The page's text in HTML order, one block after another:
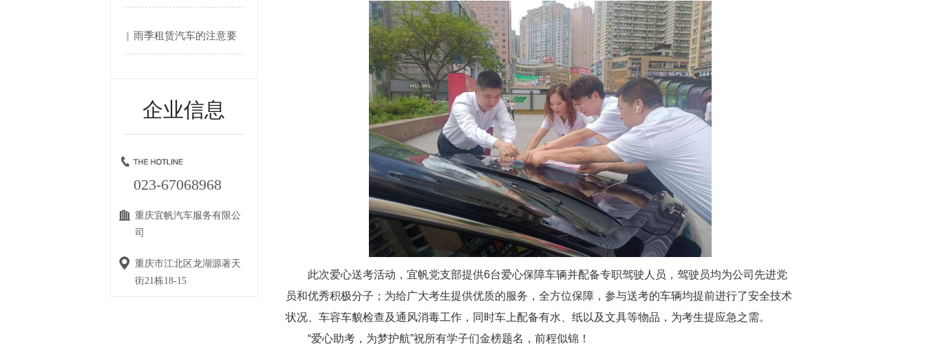
1 2
雨季租赁汽车的注意要
企业信息
023-67068968
重庆宜帆汽车服务有限公
司
重庆市江北区龙湖源著天
街21栋18-15
此次爱心送考活动，宜帆党支部提供6台爱心保障车辆并配备专职驾驶人员，驾驶员均为公司先进党
员和优秀积极分子；为给广大考生提供优质的服务，全方位保障，参与送考的车辆均提前进行了安全技术
状况、车容车貌检查及通风消毒工作，同时车上配备有水、纸以及文具等物品，为考生提应急之需。
“爱心助考，为梦护航”祝所有学子们金榜题名，前程似锦！